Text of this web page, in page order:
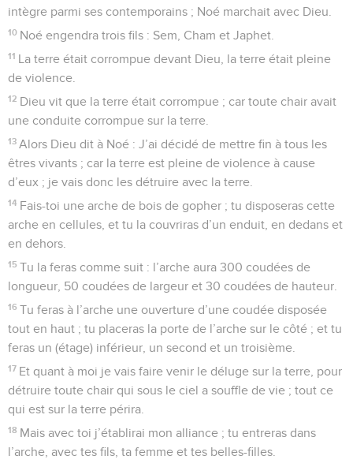
intègre parmi ses contemporains ; Noé marchait avec Dieu.
10 Noé engendra trois fils : Sem, Cham et Japhet.
11 La terre était corrompue devant Dieu, la terre était pleine
de violence.
12 Dieu vit que la terre était corrompue ; car toute chair avait
une conduite corrompue sur la terre.
13 Alors Dieu dit à Noé : J’ai décidé de mettre fin à tous les
êtres vivants ; car la terre est pleine de violence à cause
d’eux ; je vais donc les détruire avec la terre.
14 Fais-toi une arche de bois de gopher ; tu disposeras cette
arche en cellules, et tu la couvriras d’un enduit, en dedans et
en dehors.
15 Tu la feras comme suit : l’arche aura 300 coudées de
longueur, 50 coudées de largeur et 30 coudées de hauteur.
16 Tu feras à l’arche une ouverture d’une coudée disposée
tout en haut ; tu placeras la porte de l’arche sur le côté ; et tu
feras un (étage) inférieur, un second et un troisième.
17 Et quant à moi je vais faire venir le déluge sur la terre, pour
détruire toute chair qui sous le ciel a souffle de vie ; tout ce
qui est sur la terre périra.
18 Mais avec toi j’établirai mon alliance ; tu entreras dans
l’arche, avec tes fils, ta femme et tes belles-filles.